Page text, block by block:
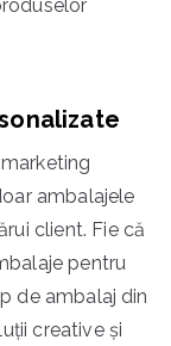
ambalajele
client. Fie că
pentru
de ambalaj din
creative și